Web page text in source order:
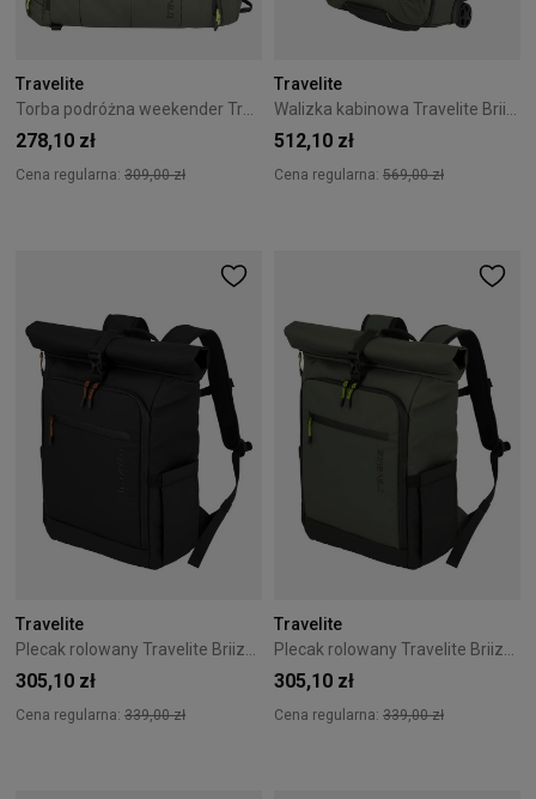
Travelite
Torba podróżna weekender Travelite Briize 26L zielona
278,10 zł
Cena regularna: 309,00 zł
Travelite
Walizka kabinowa Travelite Briize Roller Travelling S - Khaki
512,10 zł
Cena regularna: 569,00 zł
Travelite
305,10 zł
Cena regularna: 339,00 zł
Travelite
305,10 zł
Cena regularna: 339,00 zł